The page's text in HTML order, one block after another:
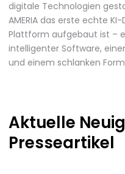
digitale Technologien
AMERIA das erste echte
Plattform aufgebaut ist –
intelligenter Software,
und einem schlanken
Aktuelle
Presseartikel